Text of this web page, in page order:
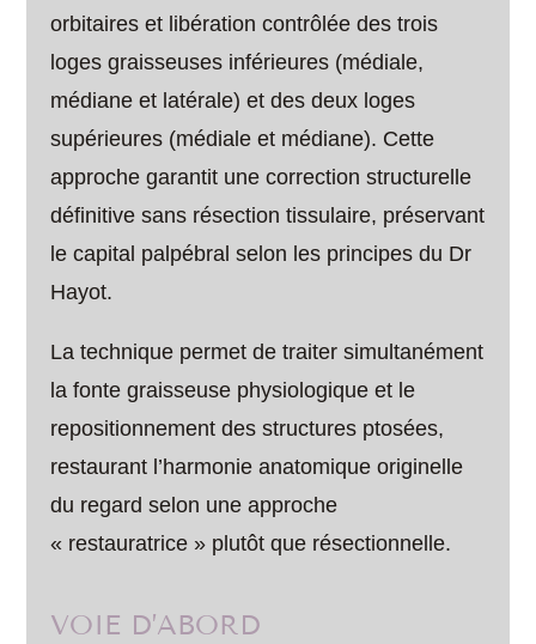
orbitaires et libération contrôlée des trois
loges graisseuses inférieures (médiale,
médiane et latérale) et des deux loges
supérieures (médiale et médiane). Cette
approche garantit une correction structurelle
définitive sans résection tissulaire, préservant
le capital palpébral selon les principes du Dr
Hayot.
La technique permet de traiter simultanément
la fonte graisseuse physiologique et le
repositionnement des structures ptosées,
restaurant l’harmonie anatomique originelle
du regard selon une approche
« restauratrice » plutôt que résectionnelle.
VOIE D’ABORD